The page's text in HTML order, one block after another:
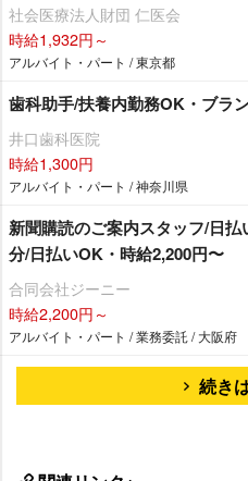
社会医療法人財団 仁医会
時給1,932円～
アルバイト・パート / 東京都
歯科助手/扶養内勤務OK・ブラ
井口歯科医院
時給1,300円
アルバイト・パート / 神奈川県
新聞購読のご案内スタッフ/日
分/日払いOK・時給2,200円〜
合同会社ジーニー
時給2,200円～
アルバイト・パート / 業務委託 / 大阪府
続き